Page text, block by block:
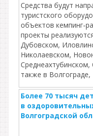
Средства будут
туристского
объектов
проекты
Дубовском,
Николаевском,
Среднеахтубинском,
также в
Более 70 тысяч
в
Волгоградской